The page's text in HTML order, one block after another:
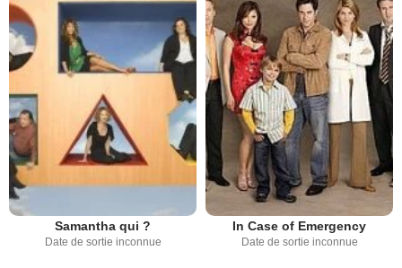
Samantha qui ?
Date de sortie inconnue
In Case of Emergency
Date de sortie inconnue